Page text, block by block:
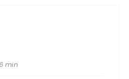
min